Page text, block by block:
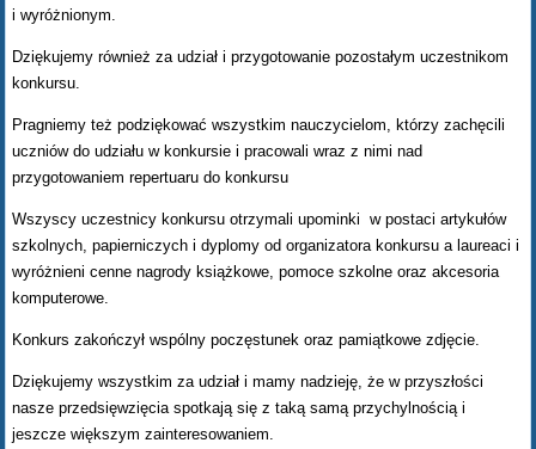
i wyróżnionym.
Dziękujemy również za udział i przygotowanie pozostałym uczestnikom
konkursu.
Pragniemy też podziękować wszystkim nauczycielom, którzy zachęcili
uczniów do udziału w konkursie i pracowali wraz z nimi nad
przygotowaniem repertuaru do konkursu
Wszyscy uczestnicy konkursu otrzymali upominki w postaci artykułów
szkolnych, papierniczych i dyplomy od organizatora konkursu a laureaci i
wyróżnieni cenne nagrody książkowe, pomoce szkolne oraz akcesoria
komputerowe.
Konkurs zakończył wspólny poczęstunek oraz pamiątkowe zdjęcie.
Dziękujemy wszystkim za udział i mamy nadzieję, że w przyszłości
nasze przedsięwzięcia spotkają się z taką samą przychylnością i
jeszcze większym zainteresowaniem.